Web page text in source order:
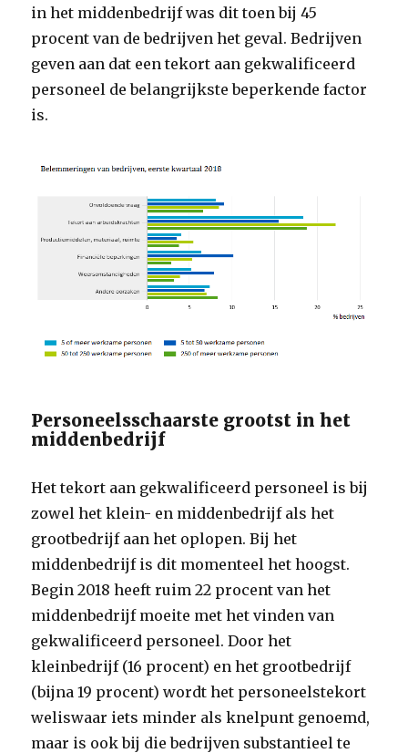
in het middenbedrijf was dit toen bij 45
procent van de bedrijven het geval. Bedrijven
geven aan dat een tekort aan gekwalificeerd
personeel de belangrijkste beperkende factor
is.
Personeelsschaarste grootst in het
middenbedrijf
Het tekort aan gekwalificeerd personeel is bij
zowel het klein- en middenbedrijf als het
grootbedrijf aan het oplopen. Bij het
middenbedrijf is dit momenteel het hoogst.
Begin 2018 heeft ruim 22 procent van het
middenbedrijf moeite met het vinden van
gekwalificeerd personeel. Door het
kleinbedrijf (16 procent) en het grootbedrijf
(bijna 19 procent) wordt het personeelstekort
weliswaar iets minder als knelpunt genoemd,
maar is ook bij die bedrijven substantieel te